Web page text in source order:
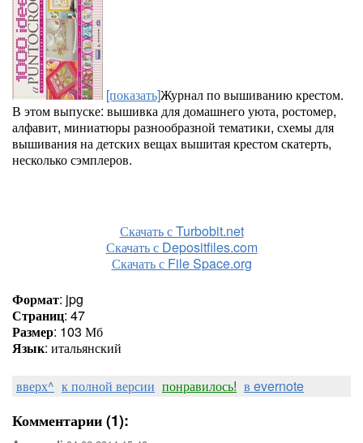
[показать]Журнал по вышиванию крестом.
В этом выпуске: вышивка для домашнего уюта, ростомер,
алфавит, миниатюры разнообразной тематики, схемы для
вышивания на детских вещах вышитая крестом скатерть,
несколько сэмплеров.
Скачать с Turbobit.net
Скачать с Depositfiles.com
Скачать с File Space.org
Формат: jpg
Страниц: 47
Размер: 103 Мб
Язык: итальянский
вверх^ к полной версии понравилось! в evernote
Комментарии (1):